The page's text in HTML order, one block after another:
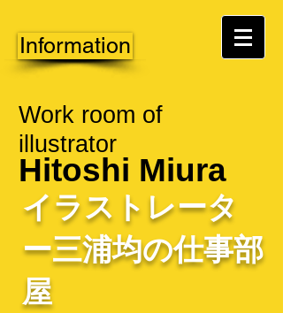
Information
Work room of
illustrator
Hitoshi Miura
イラストレータ
ー三浦均の仕事部
屋